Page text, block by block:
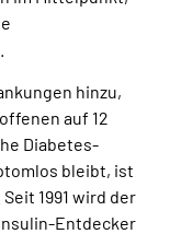
hinzu,
auf 12
Diabetes-
bleibt, ist
1991 wird der
Entdecker